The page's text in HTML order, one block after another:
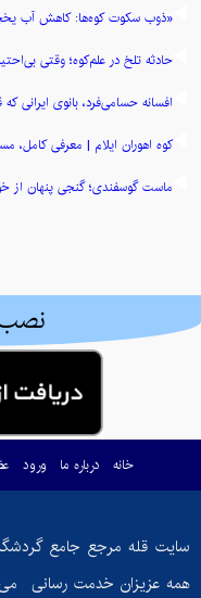
«ذوب سکوت کوه‌ها: کاهش آب
حادثه تلخ در علم‌کوه؛ وقتی
افسانه حسامی‌فرد، بانوی ایرانی
کوه اهوران ایلام | معرفی کامل،
ماست گوسفندی؛ گنجی پنهان از
خانه درباره ما ورود
سایت قله مرجع جامع
همه عزیزان خدمت رسانی می